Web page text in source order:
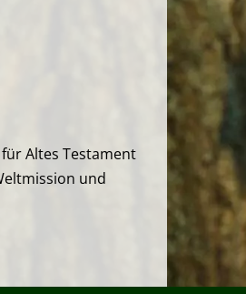
Altes Testament
und